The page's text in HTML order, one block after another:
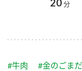
ふりかけ
つゆ
ミツ
環境へ
20分
#牛肉 #金のごま